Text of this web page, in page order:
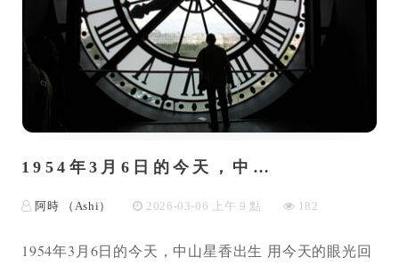
1954年3月6日的今天，中…
阿時 （Ashi） 2026-03-06 上午 9 點 182
1954年3月6日的今天，中山星香出生 用今天的眼光回